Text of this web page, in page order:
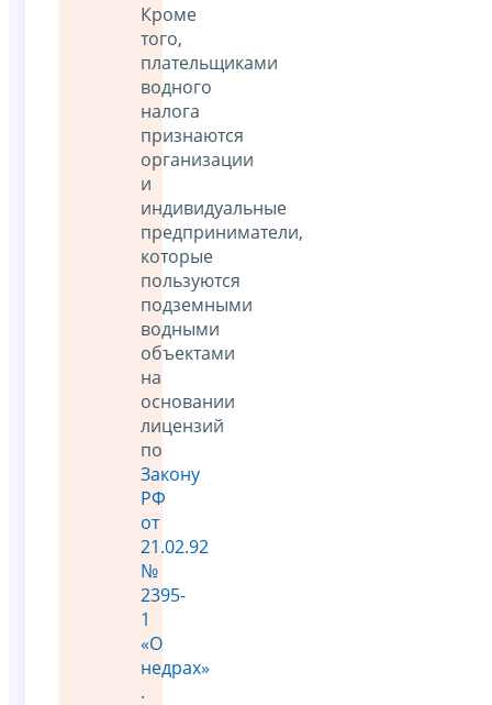
Кроме
того,
плательщиками
водного
налога
признаются
организации
и
индивидуальные
предприниматели,
которые
пользуются
подземными
водными
объектами
на
основании
лицензий
по
Закону
РФ
от
21.02.92
№
2395-
1
«О
недрах»
.